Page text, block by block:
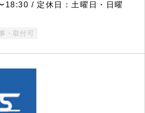
18:30 / 定休日：土曜日・日曜
・取付可